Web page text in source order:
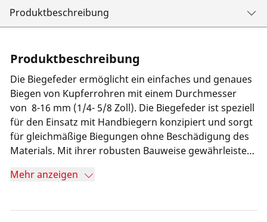
Produktbeschreibung
Produktbeschreibung
Die Biegefeder ermöglicht ein einfaches und genaues
Biegen von Kupferrohren mit einem Durchmesser
von 8-16 mm (1/4- 5/8 Zoll). Die Biegefeder ist speziell
für den Einsatz mit Handbiegern konzipiert und sorgt
für gleichmäßige Biegungen ohne Beschädigung des
Materials. Mit ihrer robusten Bauweise gewährleistet
bei jedem Einsatz.
Mehr anzeigen